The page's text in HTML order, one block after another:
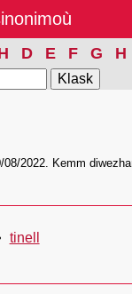
D E F G H
08/2022. Kemm
tinell